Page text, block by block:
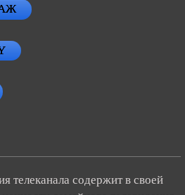
телеканала содержит в своей